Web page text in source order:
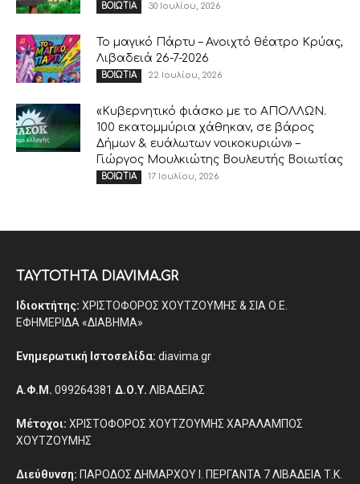
ΒΟΙΩΤΙΑ 30 Ιουλίου, 2026
Το μαγικό Πάρτυ – Ανοιχτό θέατρο Κρύας,
Λιβαδειά 26-7-2026
ΒΟΙΩΤΙΑ 22 Ιουλίου, 2026
«Κυβερνητικό φιάσκο με το ΑΠΟΛΛΩΝ.
100 εκατομμύρια χάθηκαν, σε βάρος
Δήμων & ευάλωτων νοικοκυριών» –
Γιώργος Μουλκιώτης Βουλευτής Βοιωτίας
ΒΟΙΩΤΙΑ 17 Ιουλίου, 2026
ΤΑΥΤΟΤΗΤΑ DIAVIMA.GR
Ιδιοκτήτης: ΧΡΙΣΤΟΦΟΡΟΣ ΧΟΥΤΖΟΥΜΗΣ & ΣΙΑ Ο.Ε.
ΕΦΗΜΕΡΙΔΑ «ΔΙΑΒΗΜΑ»
Ενημερωτική Ιστοσελίδα: diavima.gr
Α.Φ.Μ. 099264381 Δ.Ο.Υ. ΛΙΒΑΔΕΙΑΣ
Μέτοχοι: ΧΡΙΣΤΟΦΟΡΟΣ ΧΟΥΤΖΟΥΜΗΣ ΧΑΡΑΛΑΜΠΟΣ
ΧΟΥΤΖΟΥΜΗΣ
Διεύθυνση: ΠΑΡΟΔΟΣ ΔΗΜΑΡΧΟΥ Ι. ΠΕΡΓΑΝΤΑ 7 ΛΙΒΑΔΕΙΑ Τ.Κ.